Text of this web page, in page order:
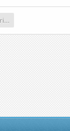
Pakar Kejantanan Pria Dewasa